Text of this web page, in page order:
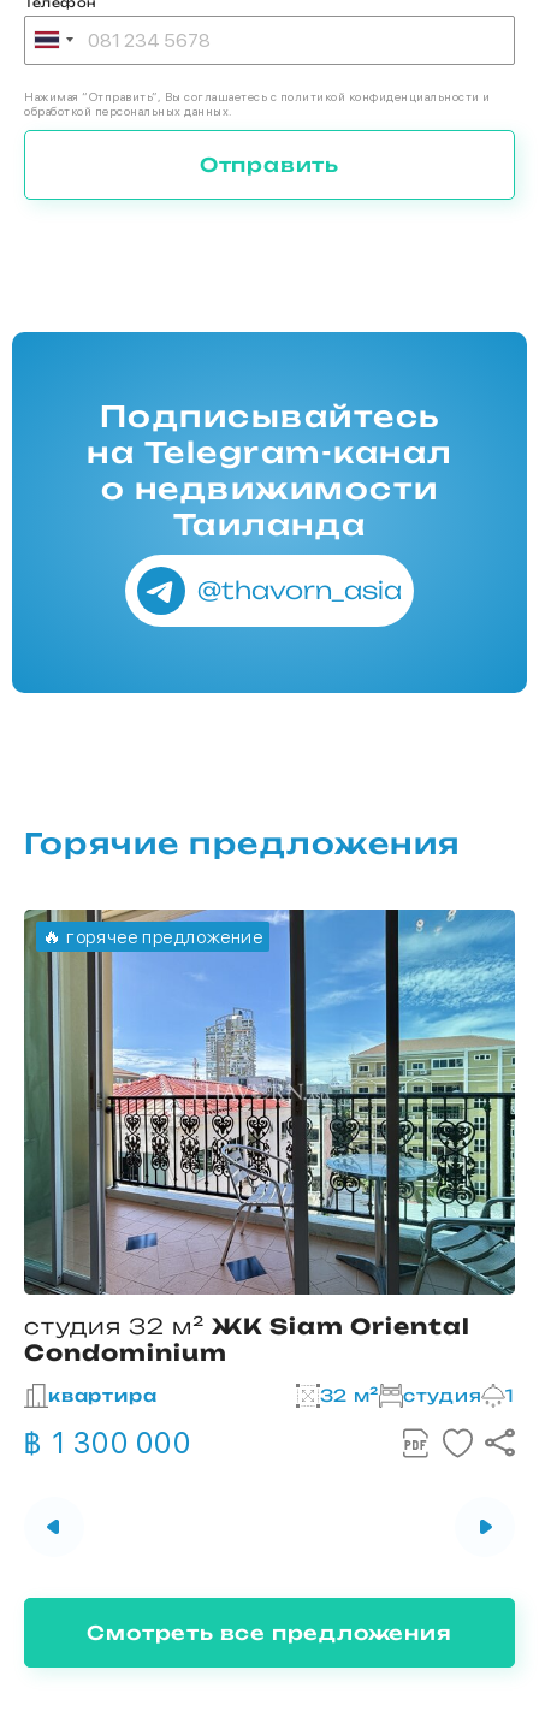
Нажимая “Отправить”, Вы соглашаетесь с политикой конфиденциальности и
обработкой персональных данных.
Отправить
Подписывайтесь
на Telegram-канал
о недвижимости
Таиланда
@thavorn_asia
Горячие предложения
🔥 горячее предложение
студия 32 м² ЖК Siam Oriental
Condominium
квартира 32 м² студия 1
฿ 1 300 000
Смотреть все предложения